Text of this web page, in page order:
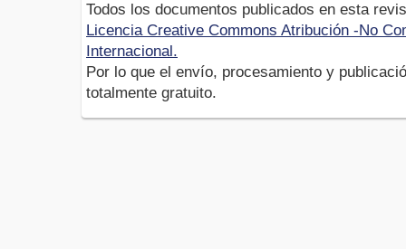
Todos los documentos publicados en esta
Licencia Creative Commons Atribución -No
Internacional.
Por lo que el envío, procesamiento y
totalmente gratuito.